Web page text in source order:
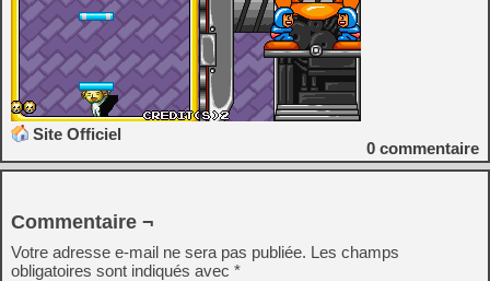
Site Officiel
0 commentaire
Commentaire ¬
Votre adresse e-mail ne sera pas publiée. Les champs
obligatoires sont indiqués avec *